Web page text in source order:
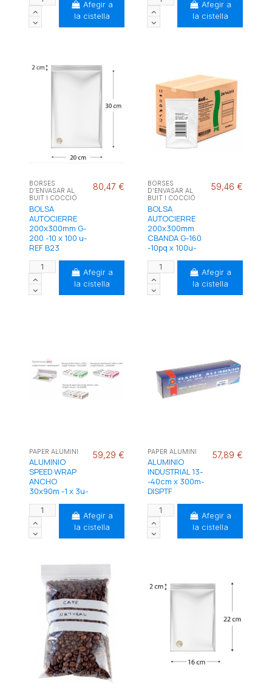
Afegir a
la cistella
Afegir a
la cistella
BORSES
D'ENVASAR AL
BUIT I COCCIÓ
BOLSA
AUTOCIERRE
200x300mm G-
200 -10 x 100 u-
REF B23
80,47 €
Afegir a
la cistella
BORSES
D'ENVASAR AL
BUIT I COCCIÓ
BOLSA
AUTOCIERRE
200x300mm
CBANDA G-160
-10pq x 100u-
59,46 €
Afegir a
la cistella
PAPER ALUMINI
ALUMINIO
SPEED WRAP
ANCHO
30x90m -1 x 3u-
59,29 €
Afegir a
la cistella
PAPER ALUMINI
ALUMINIO
INDUSTRIAL 13-
-40cm x 300m-
DISPTF
57,89 €
Afegir a
la cistella